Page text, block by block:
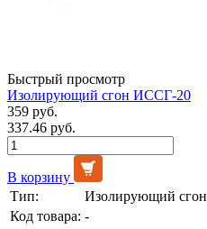
Быстрый просмотр
Изолирующий сгон ИССГ-20
359 руб.
337.46 руб.
В корзину
Тип:
Изолирующий сгон
Код товара: -